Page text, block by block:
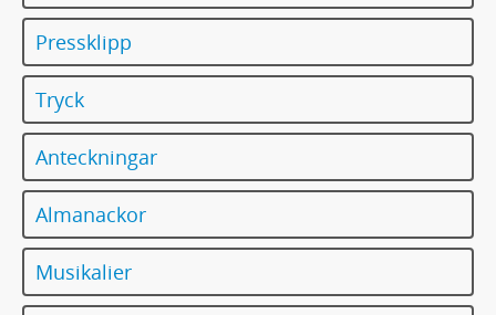
Pressklipp
Tryck
Anteckningar
Almanackor
Musikalier